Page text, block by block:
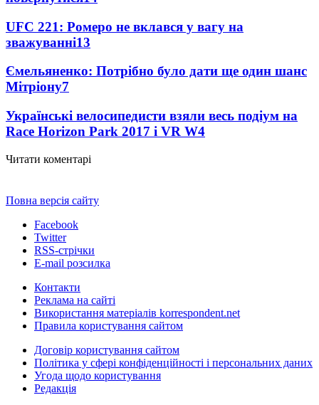
UFC 221: Ромеро не вклався у вагу на
зважуванні13
Ємельяненко: Потрібно було дати ще один шанс
Мітріону7
Українські велосипедисти взяли весь подіум на
Race Horizon Park 2017 і VR W4
Читати коментарі
Повна версія сайту
Facebook
Twitter
RSS-стрічки
E-mail розсилка
Контакти
Реклама на сайті
Використання матеріалів korrespondent.net
Правила користування сайтом
Договір користування сайтом
Політика у сфері конфіденційності і персональних даних
Угода щодо користування
Редакція